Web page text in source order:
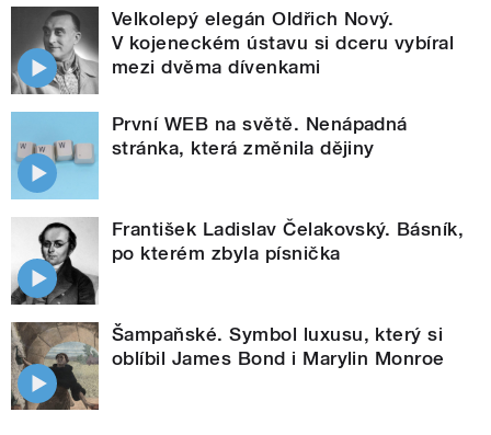
Velkolepý elegán Oldřich Nový.
V kojeneckém ústavu si dceru vybíral
mezi dvěma dívenkami
První WEB na světě. Nenápadná
stránka, která změnila dějiny
František Ladislav Čelakovský. Básník,
po kterém zbyla písnička
Šampaňské. Symbol luxusu, který si
oblíbil James Bond i Marylin Monroe